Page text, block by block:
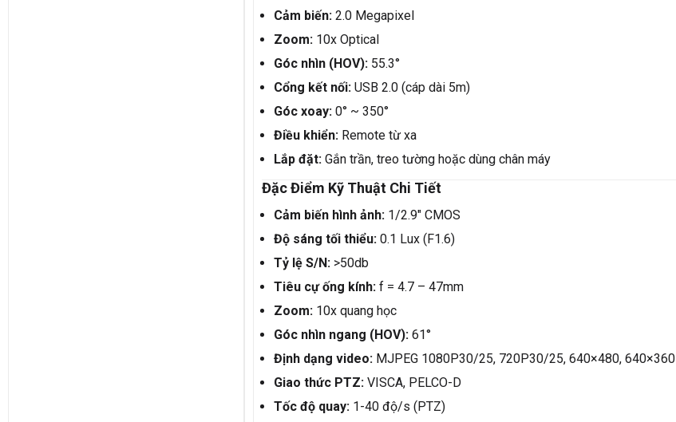
Cảm biến: 2.0 Megapixel
Zoom: 10x Optical
Góc nhìn (HOV): 55.3°
Cổng kết nối: USB 2.0 (cáp dài 5m)
Góc xoay: 0° ~ 350°
Điều khiển: Remote từ xa
Lắp đặt: Gắn trần, treo tường hoặc dùng chân máy
Đặc Điểm Kỹ Thuật Chi Tiết
Cảm biến hình ảnh: 1/2.9″ CMOS
Độ sáng tối thiểu: 0.1 Lux (F1.6)
Tỷ lệ S/N: >50db
Tiêu cự ống kính: f = 4.7 – 47mm
Zoom: 10x quang học
Góc nhìn ngang (HOV): 61°
Định dạng video: MJPEG 1080P30/25, 720P30/25, 640×480, 640×360
Giao thức PTZ: VISCA, PELCO-D
Tốc độ quay: 1-40 độ/s (PTZ)